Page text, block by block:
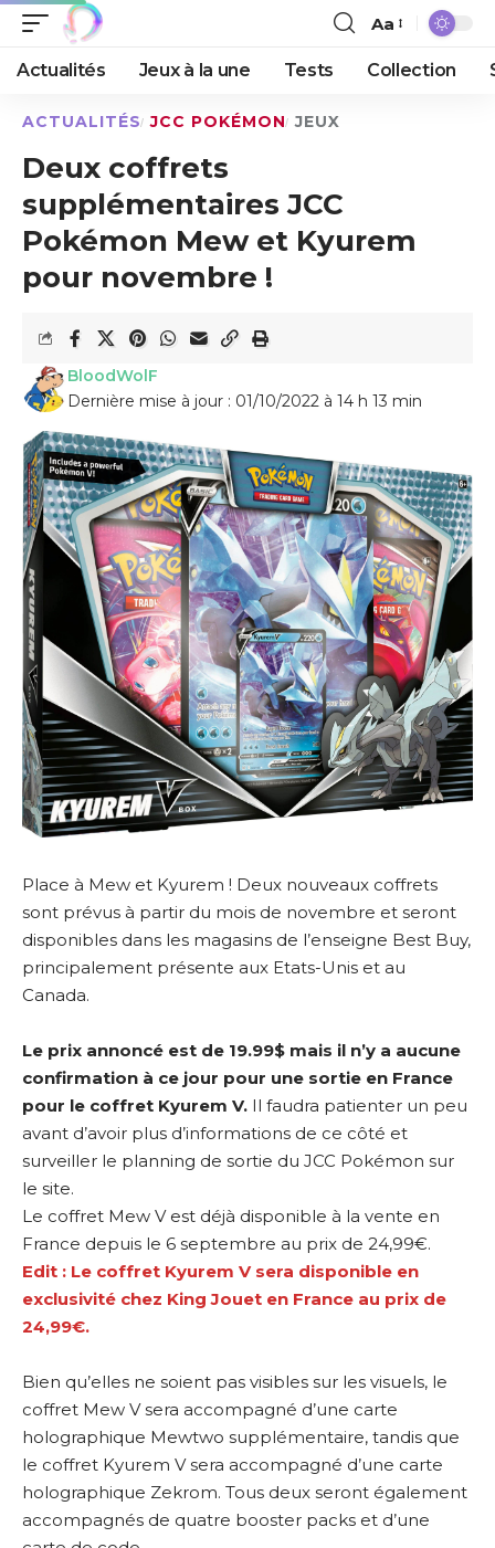
Aa
Actualités Jeux à la une Tests Collection
ACTUALITÉS JCC POKÉMON JEUX
Deux coffrets
supplémentaires JCC
Pokémon Mew et Kyurem
pour novembre !
Dernière mise à jour : 01/10/2022 à 14 h 13 min
BloodWolF
Place à Mew et Kyurem ! Deux nouveaux coffrets
sont prévus à partir du mois de novembre et seront
disponibles dans les magasins de l’enseigne Best Buy,
principalement présente aux Etats-Unis et au
Canada.
Le prix annoncé est de 19.99$ mais il n’y a aucune
confirmation à ce jour pour une sortie en France
pour le coffret Kyurem V. Il faudra patienter un peu
avant d’avoir plus d’informations de ce côté et
surveiller le planning de sortie du JCC Pokémon sur
le site.
Le coffret Mew V est déjà disponible à la vente en
France depuis le 6 septembre au prix de 24,99€.
Edit : Le coffret Kyurem V sera disponible en
exclusivité chez King Jouet en France au prix de
24,99€.
Bien qu’elles ne soient pas visibles sur les visuels, le
coffret Mew V sera accompagné d’une carte
holographique Mewtwo supplémentaire, tandis que
le coffret Kyurem V sera accompagné d’une carte
holographique Zekrom. Tous deux seront également
accompagnés de quatre booster packs et d’une